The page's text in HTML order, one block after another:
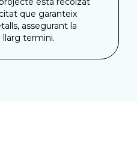
que garanteix
assegurant la
llarg termini.